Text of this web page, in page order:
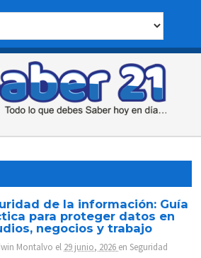
de la información: Guía
para proteger datos en
negocios y trabajo
Montalvo el 29 junio, 2026 enSeguridad